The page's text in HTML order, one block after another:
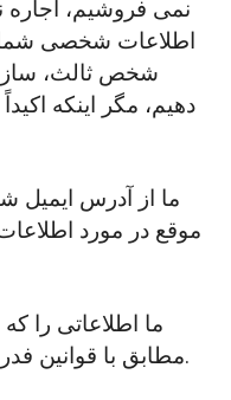
نمی فروشیم، اجاره
اطلاعات شخصی شما
شخص ثالث،
دهیم، مگر اینکه
ما از آدرس ایمیل
موقع در مورد
ما اطلاعاتی را
مطابق با قوانین فدرال قابل اجرا حفظ خواهیم کرد.